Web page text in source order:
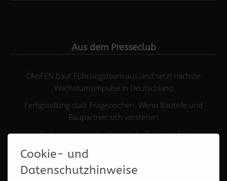
Aus dem Presseclub
ÖkoFEN baut Führungsteam aus und setzt nächste
Wachstumsimpulse in Deutschland
Fertigstellung statt Fragezeichen: Wenn Bauteile und
Baupartner sich verstehen
Entkopplung und sichere Kabelfixierung für
ATEC Ideenvielfalt auf der Chillventa
Cookie- und
Datenschutzhinweise